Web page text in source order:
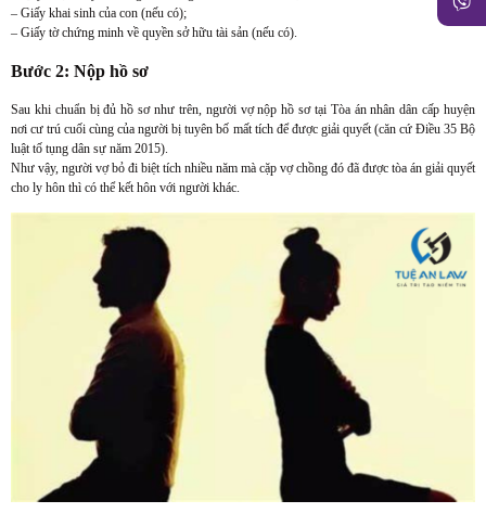
– Giấy khai sinh của con (nếu có);
– Giấy tờ chứng minh về quyền sở hữu tài sản (nếu có).
Bước 2: Nộp hồ sơ
Sau khi chuẩn bị đủ hồ sơ như trên, người vợ nộp hồ sơ tại Tòa án nhân dân cấp huyện
nơi cư trú cuối cùng của người bị tuyên bố mất tích để được giải quyết (căn cứ Điều 35 Bộ
luật tố tụng dân sự năm 2015).
Như vậy, người vợ bỏ đi biệt tích nhiều năm mà cặp vợ chồng đó đã được tòa án giải quyết
cho ly hôn thì có thể kết hôn với người khác.